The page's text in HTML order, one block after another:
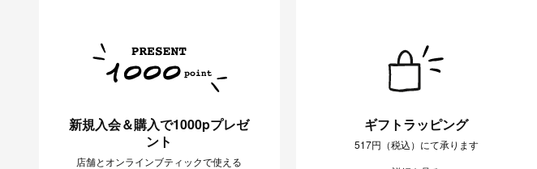
新規入会＆購入で1000pプレゼ
ント
店舗とオンラインブティックで使える
ギフトラッピング
517円（税込）にて承ります